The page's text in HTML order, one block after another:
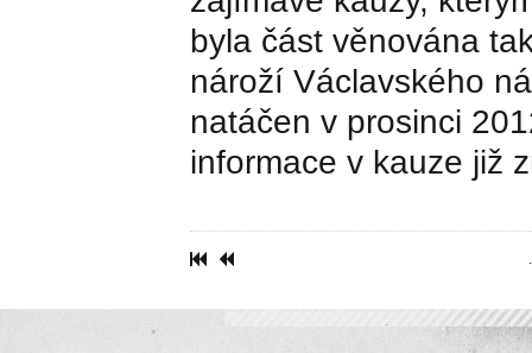
byla část věnována
nároží Václavského
natáčen v prosinci
informace v kauze již